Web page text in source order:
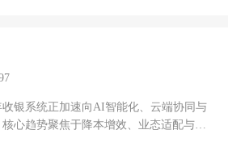
银系统正加速向AI智能化、云端协同与
心趋势聚焦于‌降本增效、业态适配与数